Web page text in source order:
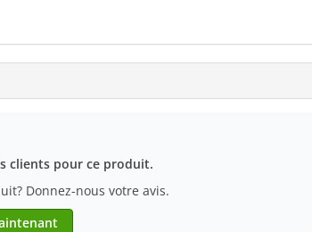
clients pour ce produit.
Donnez-nous votre avis.